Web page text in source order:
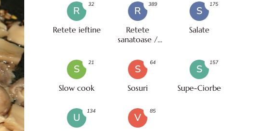
R
Retete ieftine
32
R
Retete
sanatoase /
389
S
Salate
175
S
Slow cook
21
S
Sosuri
64
S
Supe-Ciorbe
157
U
134
V
85